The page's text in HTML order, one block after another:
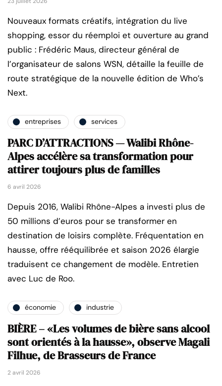
Nouveaux formats créatifs, intégration du live
shopping, essor du réemploi et ouverture au grand
public : Frédéric Maus, directeur général de
l’organisateur de salons WSN, détaille la feuille de
route stratégique de la nouvelle édition de Who’s
Next.
entreprises services
PARC D’ATTRACTIONS — Walibi Rhône-
Alpes accélère sa transformation pour
attirer toujours plus de familles
6 avril 2026
Depuis 2016, Walibi Rhône-Alpes a investi plus de
50 millions d’euros pour se transformer en
destination de loisirs complète. Fréquentation en
hausse, offre rééquilibrée et saison 2026 élargie
traduisent ce changement de modèle. Entretien
avec Luc de Roo.
économie industrie
BIÈRE – «Les volumes de bière sans alcool
sont orientés à la hausse», observe Magali
Filhue, de Brasseurs de France
2 avril 2026